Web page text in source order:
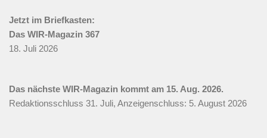
Jetzt im Briefkasten:
Das WIR-Magazin 367
18. Juli 2026
Das nächste WIR-Magazin kommt am 15. Aug. 2026.
Redaktionsschluss 31. Juli, Anzeigenschluss: 5. August 2026